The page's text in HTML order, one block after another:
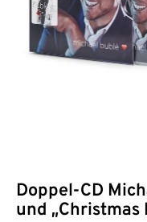
Doppel-CD
und „Christmas